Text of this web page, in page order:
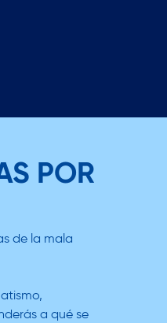
POR
de la mala
a qué se